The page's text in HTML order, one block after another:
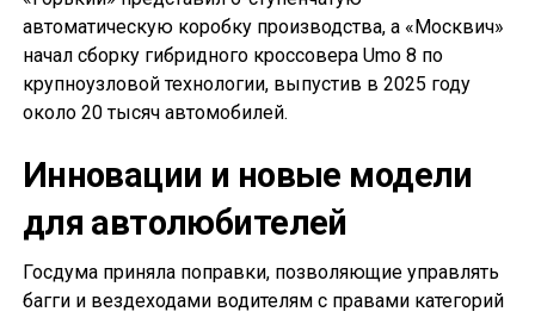
автоматическую коробку производства, а «Москвич»
начал сборку гибридного кроссовера Umo 8 по
крупноузловой технологии, выпустив в 2025 году
около 20 тысяч автомобилей.
Инновации и новые модели
для автолюбителей
Госдума приняла поправки, позволяющие управлять
багги и вездеходами водителям с правами категорий